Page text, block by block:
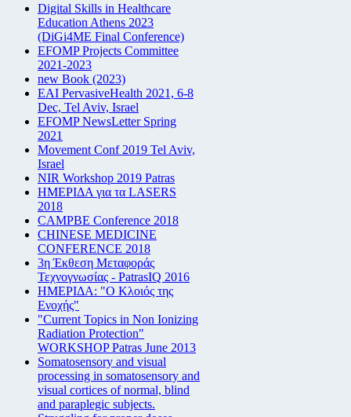
Digital Skills in Healthcare
Education Athens 2023
(DiGi4ME Final Conference)
EFOMP Projects Committee
2021-2023
new Book (2023)
EAI PervasiveHealth 2021, 6-8
Dec, Tel Aviv, Israel
EFOMP NewsLetter Spring
2021
Movement Conf 2019 Tel Aviv,
Israel
NIR Workshop 2019 Patras
ΗΜΕΡΙΔΑ για τα LASERS
2018
CAMPBE Conference 2018
CHINESE MEDICINE
CONFERENCE 2018
3η Έκθεση Μεταφοράς
Τεχνογνωσίας - PatrasIQ 2016
ΗΜΕΡΙΔΑ: "Ο Κλοιός της
Ενοχής"
"Current Topics in Non Ionizing
Radiation Protection"
WORKSHOP Patras June 2013
Somatosensory and visual
processing in somatosensory and
visual cortices of normal, blind
and paraplegic subjects.